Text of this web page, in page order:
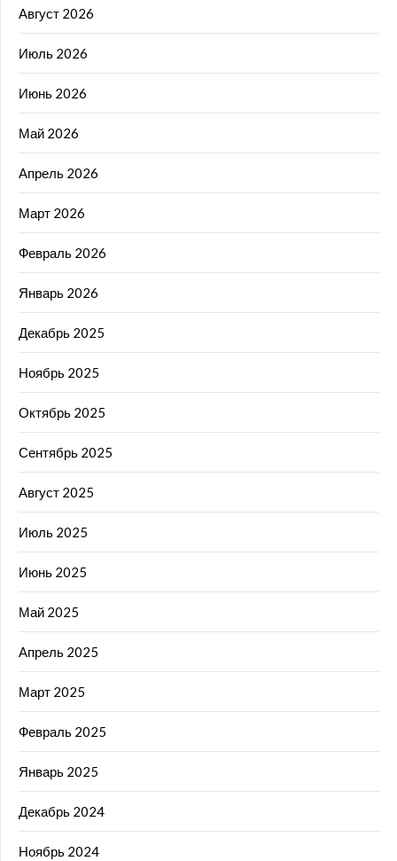
Август 2026
Июль 2026
Июнь 2026
Май 2026
Апрель 2026
Март 2026
Февраль 2026
Январь 2026
Декабрь 2025
Ноябрь 2025
Октябрь 2025
Сентябрь 2025
Август 2025
Июль 2025
Июнь 2025
Май 2025
Апрель 2025
Март 2025
Февраль 2025
Январь 2025
Декабрь 2024
Ноябрь 2024